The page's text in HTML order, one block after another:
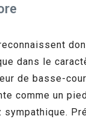
dans le
de basse-
comme un